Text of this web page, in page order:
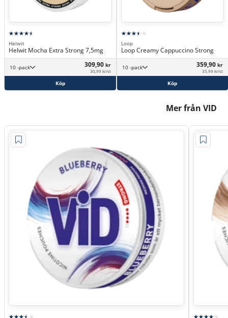
Helwit
Helwit Mocha Extra Strong 7,5mg
10 -pack 309,90 kr
30,99 kr/st
Köp
Loop
Loop Creamy Cappuccino Strong
10 -pack 359,90 kr
35,99 kr/st
Köp
Mer från VID